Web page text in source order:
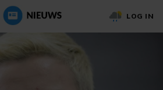
LOG IN